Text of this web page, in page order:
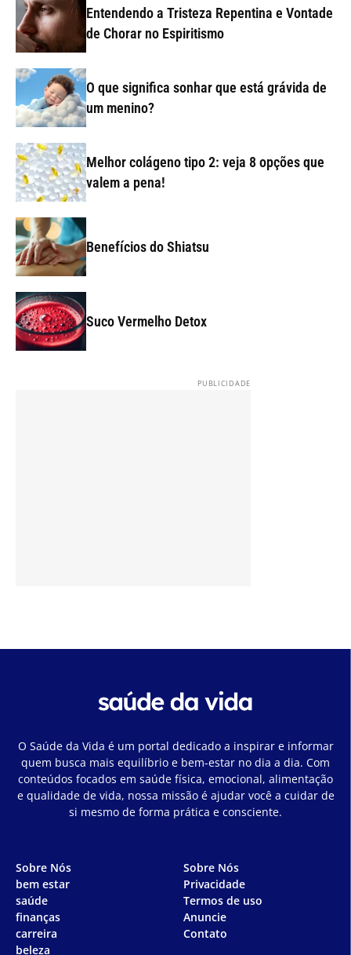
Entendendo a Tristeza Repentina e Vontade
de Chorar no Espiritismo
O que significa sonhar que está grávida de
um menino?
Melhor colágeno tipo 2: veja 8 opções que
valem a pena!
Benefícios do Shiatsu
Suco Vermelho Detox
O Saúde da Vida é um portal dedicado a inspirar e informar
quem busca mais equilíbrio e bem-estar no dia a dia. Com
conteúdos focados em saúde física, emocional, alimentação
e qualidade de vida, nossa missão é ajudar você a cuidar de
si mesmo de forma prática e consciente.
Sobre Nós
bem estar
saúde
finanças
carreira
beleza
Sobre Nós
Privacidade
Termos de uso
Anuncie
Contato